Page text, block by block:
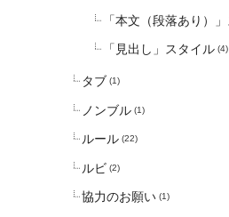
「本文（段落あり）
「見出し」スタイル (4)
タブ (1)
ノンブル (1)
ルール (22)
ルビ (2)
協力のお願い (1)